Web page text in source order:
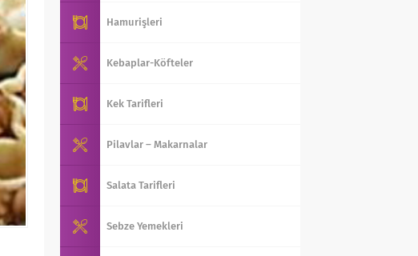
Hamurişleri
Kebaplar-Köfteler
Kek Tarifleri
Pilavlar – Makarnalar
Salata Tarifleri
Sebze Yemekleri